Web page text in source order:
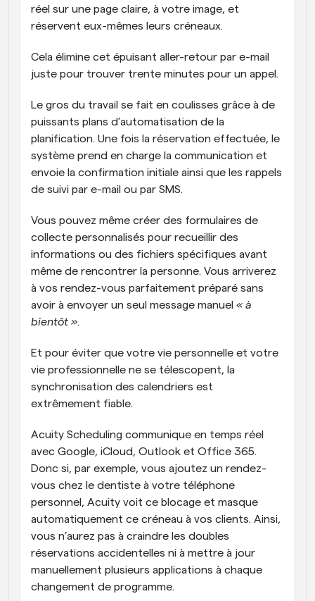
réel sur une page claire, à votre image, et
réservent eux-mêmes leurs créneaux.
Cela élimine cet épuisant aller-retour par e-mail
juste pour trouver trente minutes pour un appel.
Le gros du travail se fait en coulisses grâce à de
puissants plans d’automatisation de la
planification. Une fois la réservation effectuée, le
système prend en charge la communication et
envoie la confirmation initiale ainsi que les rappels
de suivi par e-mail ou par SMS.
Vous pouvez même créer des formulaires de
collecte personnalisés pour recueillir des
informations ou des fichiers spécifiques avant
même de rencontrer la personne. Vous arriverez
à vos rendez-vous parfaitement préparé sans
avoir à envoyer un seul message manuel « à
bientôt ».
Et pour éviter que votre vie personnelle et votre
vie professionnelle ne se télescopent, la
synchronisation des calendriers est
extrêmement fiable.
Acuity Scheduling communique en temps réel
avec Google, iCloud, Outlook et Office 365.
Donc si, par exemple, vous ajoutez un rendez-
vous chez le dentiste à votre téléphone
personnel, Acuity voit ce blocage et masque
automatiquement ce créneau à vos clients. Ainsi,
vous n’aurez pas à craindre les doubles
réservations accidentelles ni à mettre à jour
manuellement plusieurs applications à chaque
changement de programme.